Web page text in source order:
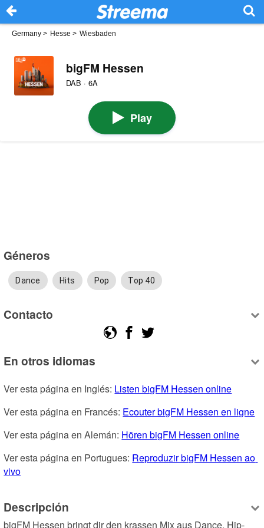
Germany > Hesse > Wiesbaden
bigFM Hessen
DAB · 6A
Play
Géneros
Dance Hits Pop Top 40
Contacto
En otros idiomas
Ver esta página en Inglés: Listen bigFM Hessen online
Ver esta página en Francés: Ecouter bigFM Hessen en ligne
Ver esta página en Alemán: Hören bigFM Hessen online
Ver esta página en Portugues: Reproduzir bigFM Hessen ao
vivo
Descripción
bigFM Hessen bringt dir den krassen Mix aus Dance, Hip-